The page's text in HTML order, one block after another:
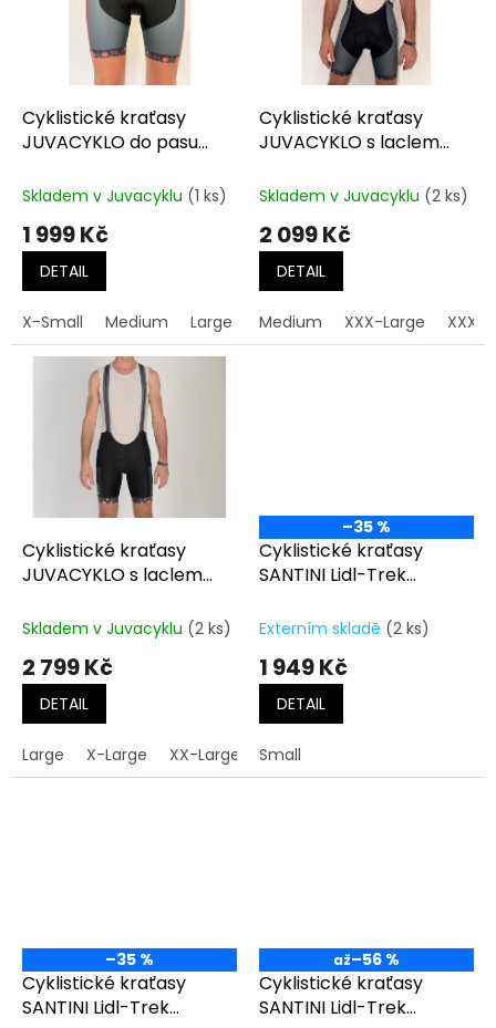
d
u
Cyklistické kraťasy
JUVACYKLO do pasu
Skladem v Juvacyklu (1 ks)
1 999 Kč
DETAIL
X-Small Medium Large X-Large
Cyklistické kraťasy
JUVACYKLO s laclem
Skladem v Juvacyklu (2 ks)
2 099 Kč
DETAIL
Medium XXX-Large
Cyklistické kraťasy
JUVACYKLO s laclem
Skladem v Juvacyklu (2 ks)
2 799 Kč
DETAIL
Large X-Large XX-Large
–35 %
Cyklistické kraťasy
SANTINI Lidl-Trek
Externím skladě (2 ks)
1 949 Kč
DETAIL
Small
–35 %
Cyklistické kraťasy
SANTINI Lidl-Trek
až–56 %
Cyklistické kraťasy
SANTINI Lidl-Trek